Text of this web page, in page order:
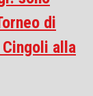
di
alla